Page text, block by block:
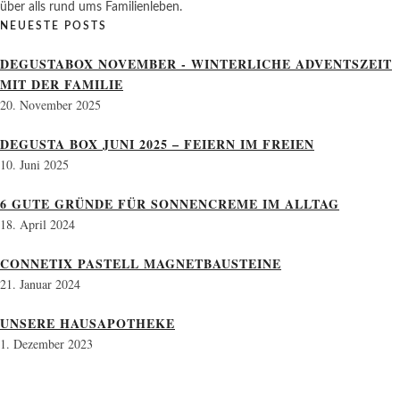
über alls rund ums Familienleben.
NEUESTE POSTS
DEGUSTABOX NOVEMBER - WINTERLICHE ADVENTSZEIT
MIT DER FAMILIE
20. November 2025
DEGUSTA BOX JUNI 2025 – FEIERN IM FREIEN
10. Juni 2025
6 GUTE GRÜNDE FÜR SONNENCREME IM ALLTAG
18. April 2024
CONNETIX PASTELL MAGNETBAUSTEINE
21. Januar 2024
UNSERE HAUSAPOTHEKE
1. Dezember 2023